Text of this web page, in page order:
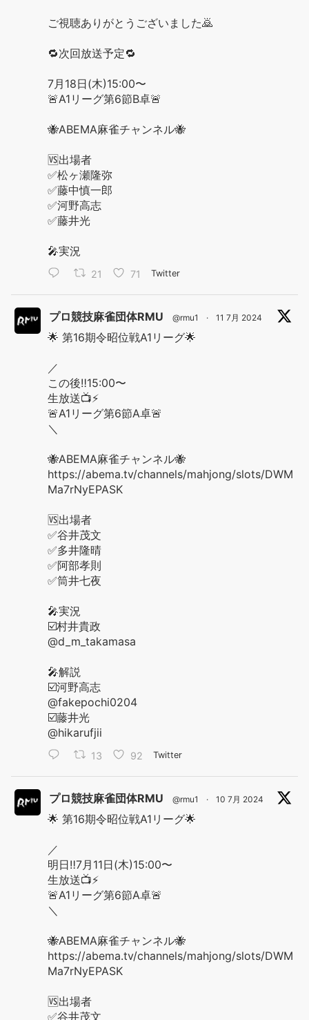
ご視聴ありがとうございました🙇
🔁次回放送予定🔁
7月18日(木)15:00〜
🚨A1リーグ第6節B卓🚨
🐝ABEMA麻雀チャンネル🐝
🆚出場者
✅松ヶ瀬隆弥
✅藤中慎一郎
✅河野高志
✅藤井光
🎤実況
21 71 Twitter
プロ競技麻雀団体RMU @rmu1 · 11 7月 2024
🌟 第16期令昭位戦A1リーグ🌟
／
この後‼️15:00〜
生放送📺⚡️
🚨A1リーグ第6節A卓🚨
＼
🐝ABEMA麻雀チャンネル🐝
https://abema.tv/channels/mahjong/slots/DWM
Ma7rNyEPASK
🆚出場者
✅谷井茂文
✅多井隆晴
✅阿部孝則
✅筒井七夜
🎤実況
☑️村井貴政
@d_m_takamasa
🎤解説
☑️河野高志
@fakepochi0204
☑️藤井光
@hikarufjii
13 92 Twitter
プロ競技麻雀団体RMU @rmu1 · 10 7月 2024
🌟 第16期令昭位戦A1リーグ🌟
／
明日‼️7月11日(木)15:00〜
生放送📺⚡️
🚨A1リーグ第6節A卓🚨
＼
🐝ABEMA麻雀チャンネル🐝
https://abema.tv/channels/mahjong/slots/DWM
Ma7rNyEPASK
🆚出場者
✅谷井茂文